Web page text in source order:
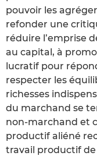
pouvoir les
refonder une
réduire l’emprise
au capital, à
lucratif pour
respecter les
richesses
du marchand se
non-marchand et
productif aliéné
travail productif de